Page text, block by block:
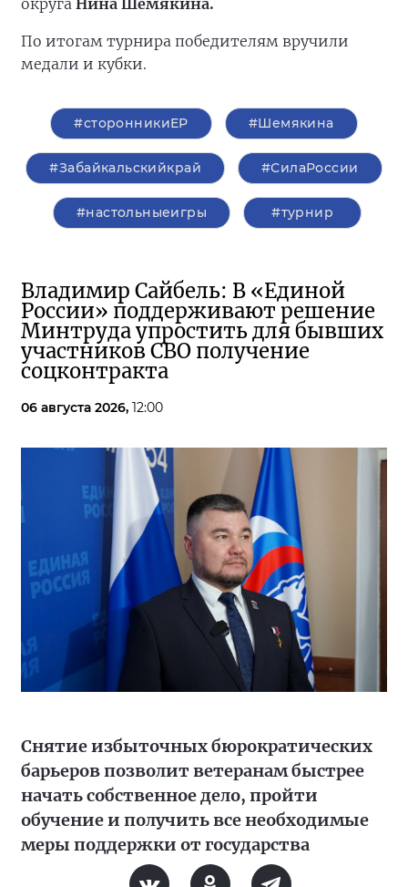
округа Нина Шемякина.
По итогам турнира победителям вручили
медали и кубки.
#сторонникиЕР #Шемякина
#Забайкальскийкрай #СилаРоссии
#настольныеигры #турнир
Владимир Сайбель: В «Единой
России» поддерживают решение
Минтруда упростить для бывших
участников СВО получение
соцконтракта
06 августа 2026, 12:00
Снятие избыточных бюрократических
барьеров позволит ветеранам быстрее
начать собственное дело, пройти
обучение и получить все необходимые
меры поддержки от государства